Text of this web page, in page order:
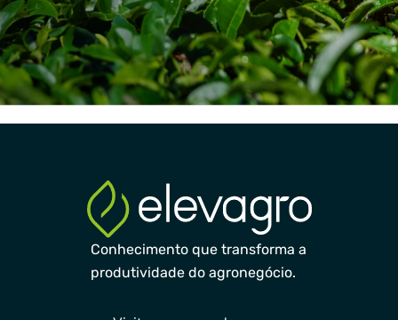
Conhecimento que transforma a
produtividade do agronegócio.